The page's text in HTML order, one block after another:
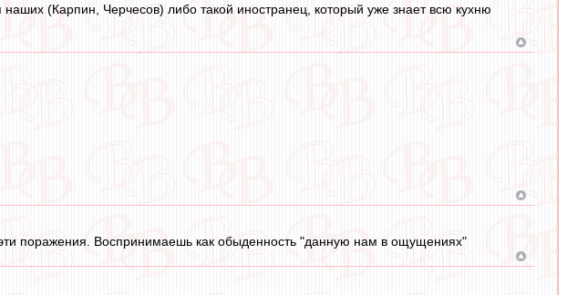
(Карпин, Черчесов) либо такой иностранец, который уже знает всю кухню
поражения. Воспринимаешь как обыденность "данную нам в ощущениях"